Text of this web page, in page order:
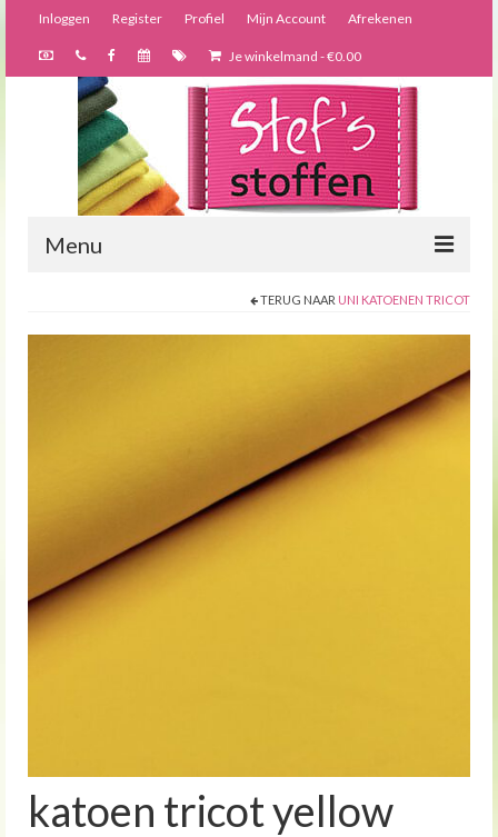
Inloggen Register Profiel Mijn Account Afrekenen
Je winkelmand -€0.00
Menu
TERUG NAAR UNI KATOENEN TRICOT
katoen tricot yellow